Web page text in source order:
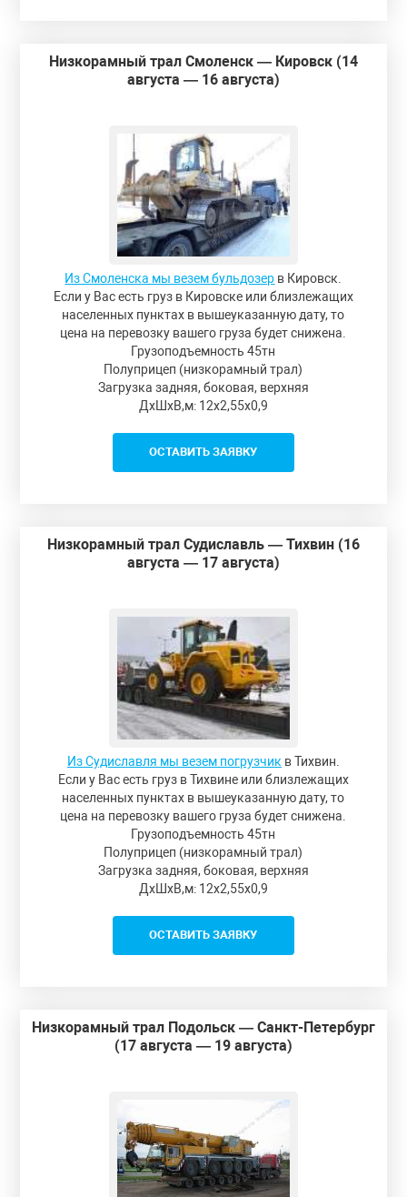
Низкорамный трал Смоленск — Кировск (14
августа — 16 августа)
Из Смоленска мы везем бульдозер в Кировск.
Если у Вас есть груз в Кировске или близлежащих
населенных пунктах в вышеуказанную дату, то
цена на перевозку вашего груза будет снижена.
Грузоподъемность 45тн
Полуприцеп (низкорамный трал)
Загрузка задняя, боковая, верхняя
ДxШxВ,м: 12x2,55x0,9
ОСТАВИТЬ ЗАЯВКУ
Низкорамный трал Судиславль — Тихвин (16
августа — 17 августа)
Из Судиславля мы везем погрузчикв Тихвин.
Если у Вас есть груз в Тихвине или близлежащих
населенных пунктах в вышеуказанную дату, то
цена на перевозку вашего груза будет снижена.
Грузоподъемность 45тн
Полуприцеп (низкорамный трал)
Загрузка задняя, боковая, верхняя
ДxШxВ,м: 12x2,55x0,9
ОСТАВИТЬ ЗАЯВКУ
Низкорамный трал Подольск — Санкт-Петербург
(17 августа — 19 августа)